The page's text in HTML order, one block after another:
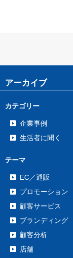
アーカイブ
カテゴリー
企業事例
生活者に聞く
テーマ
EC／通販
プロモーション
顧客サービス
ブランディング
顧客分析
店舗